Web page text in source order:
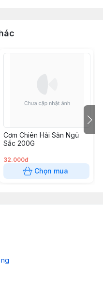
Cơm Chiên Hải Sản Ngũ
Sắc 200G
32.000đ
Chọn mua